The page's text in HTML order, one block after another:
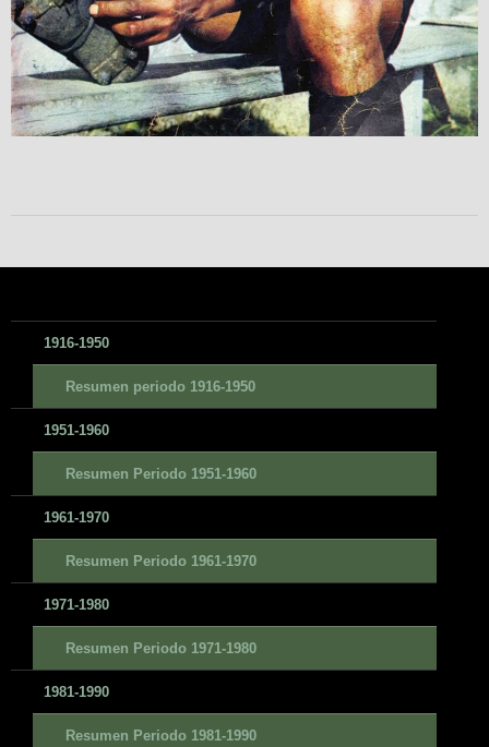
1916-1950
Resumen periodo 1916-1950
1951-1960
Resumen Periodo 1951-1960
1961-1970
Resumen Periodo 1961-1970
1971-1980
Resumen Periodo 1971-1980
1981-1990
Resumen Periodo 1981-1990